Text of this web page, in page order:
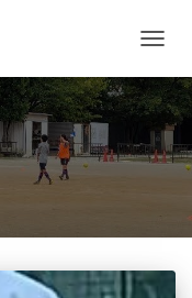
ビ
ゲ
シ
ョ
え